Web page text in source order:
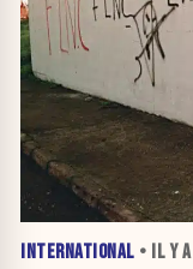
INTERNATIONAL • IL Y A